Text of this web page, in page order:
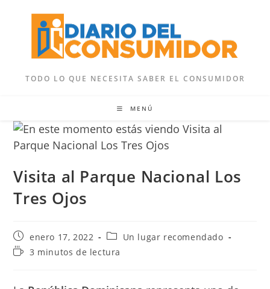
contenido
TODO LO QUE NECESITA SABER EL CONSUMIDOR
MENÚ
Visita al Parque Nacional Los
Tres Ojos
Publicación
de
la
enero 17, 2022
Categoría
la
Un lugar recomendado
Tiempo3 minutos de lectura